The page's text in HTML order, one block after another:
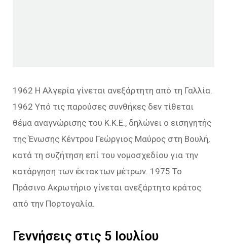
1962 H Αλγερία γίνεται ανεξάρτητη από τη Γαλλία.
1962 Υπό τις παρούσες συνθήκες δεν τίθεται
θέμα αναγνώρισης του Κ.Κ.Ε., δηλώνει ο εισηγητής
της Ένωσης Κέντρου Γεώργιος Μαύρος στη Βουλή,
κατά τη συζήτηση επί του νομοσχεδίου για την
κατάργηση των έκτακτων μέτρων. 1975 To
Πράσινο Ακρωτήριο γίνεται ανεξάρτητο κράτος
από την Πορτογαλία.
Γεννήσεις στις 5 Ιουλίου